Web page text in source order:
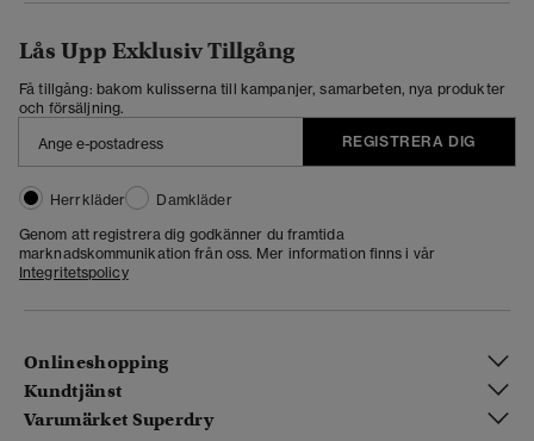
Lås Upp Exklusiv Tillgång
Få tillgång: bakom kulisserna till kampanjer, samarbeten, nya produkter
och försäljning.
REGISTRERA DIG
Herrkläder
Damkläder
Genom att registrera dig godkänner du framtida
marknadskommunikation från oss. Mer information finns i vår
Integritetspolicy
Onlineshopping
Kundtjänst
Varumärket Superdry